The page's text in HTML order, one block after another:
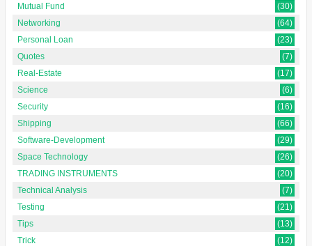
Mutual Fund
(30)
Networking
(64)
Personal Loan
(23)
Quotes
(7)
Real-Estate
(17)
Science
(6)
Security
(16)
Shipping
(66)
Software-Development
(29)
Space Technology
(26)
TRADING INSTRUMENTS
(20)
Technical Analysis
(7)
Testing
(21)
Tips
(13)
Trick
(12)